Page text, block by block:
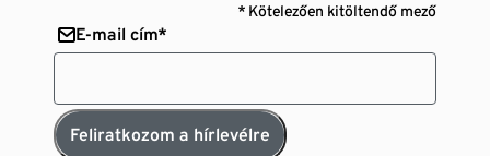
* Kötelezően kitöltendő mező
E-mail cím*
Feliratkozom a hírlevélre